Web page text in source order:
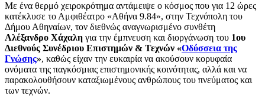
Με ένα θερμό χειροκρότημα αντάμειψε ο κόσμος που για 12 ώρες
κατέκλυσε το Αμφιθέατρο «Αθήνα 9.84», στην Τεχνόπολη του
Δήμου Αθηναίων, τον διεθνώς αναγνωρισμένο συνθέτη
Αλέξανδρο Χάχαλη για την έμπνευση και διοργάνωση του 1ου
Διεθνούς Συνέδριου Επιστημών & Τεχνών «Οδύσσεια της
Γνώσης», καθώς είχαν την ευκαιρία να ακούσουν κορυφαία
ονόματα της παγκόσμιας επιστημονικής κοινότητας, αλλά και να
παρακολουθήσουν καταξιωμένους ανθρώπους του πνεύματος και
των τεχνών.